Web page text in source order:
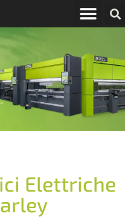
Elettriche